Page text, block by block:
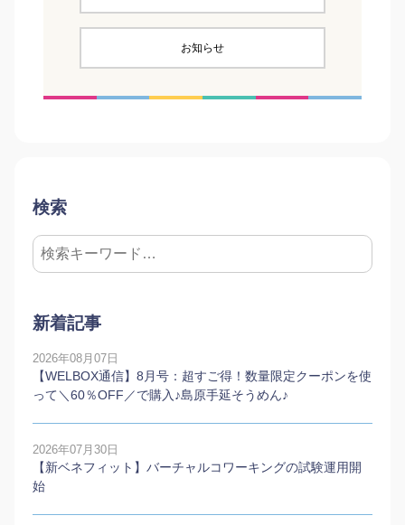
お知らせ
検索
新着記事
2026年08月07日
【WELBOX通信】8月号：超すご得！数量限定クーポンを使
って＼60％OFF／で購入♪島原手延そうめん♪
2026年07月30日
【新ベネフィット】バーチャルコワーキングの試験運用開
始